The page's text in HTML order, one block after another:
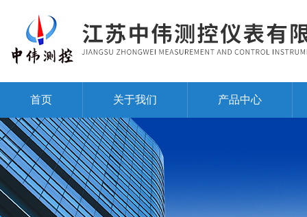
首页 关于我们 产品中心